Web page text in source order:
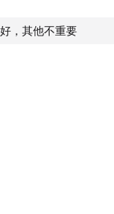
，其他不重要